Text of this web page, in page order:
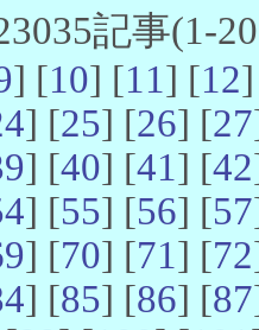
記事(1-
] [10] [11] [12
] [25] [26] [27
] [40] [41] [42
] [55] [56] [57
] [70] [71] [72
] [85] [86] [87